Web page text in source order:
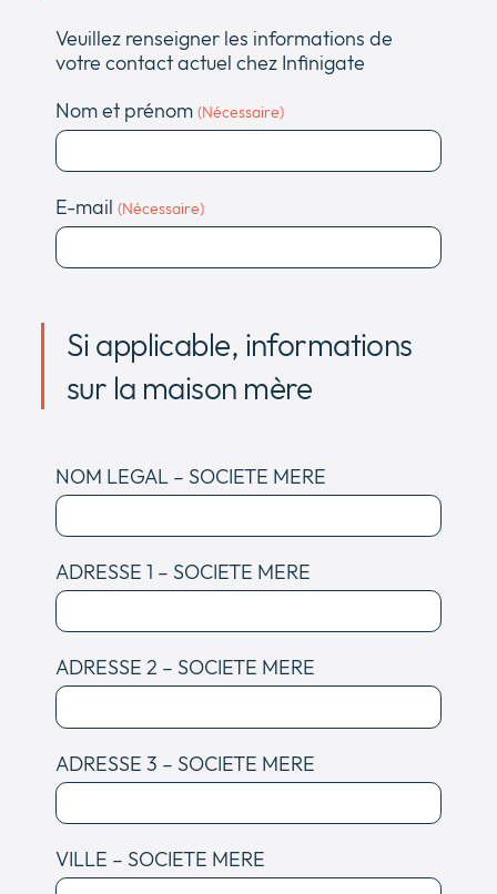
Veuillez renseigner les informations de
votre contact actuel chez Infinigate
Nom et prénom (Nécessaire)
E-mail (Nécessaire)
Si applicable, informations
sur la maison mère
NOM LEGAL – SOCIETE MERE
ADRESSE 1 – SOCIETE MERE
ADRESSE 2 – SOCIETE MERE
ADRESSE 3 – SOCIETE MERE
VILLE – SOCIETE MERE